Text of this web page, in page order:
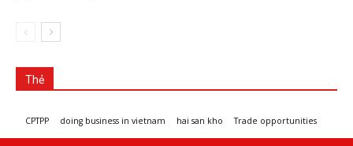
Thẻ
CPTPP doing business in vietnam hai san kho Trade opportunities